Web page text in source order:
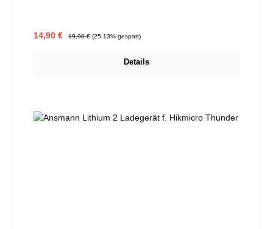
Verkaufspreis:
14,90 € Regulärer Preis:
19,90 € (25.13% gespart)
Details